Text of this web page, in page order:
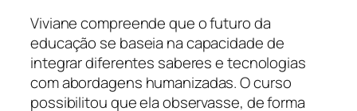
Viviane compreende que o futuro da
educação se baseia na capacidade de
integrar diferentes saberes e tecnologias
com abordagens humanizadas. O curso
possibilitou que ela observasse, de forma